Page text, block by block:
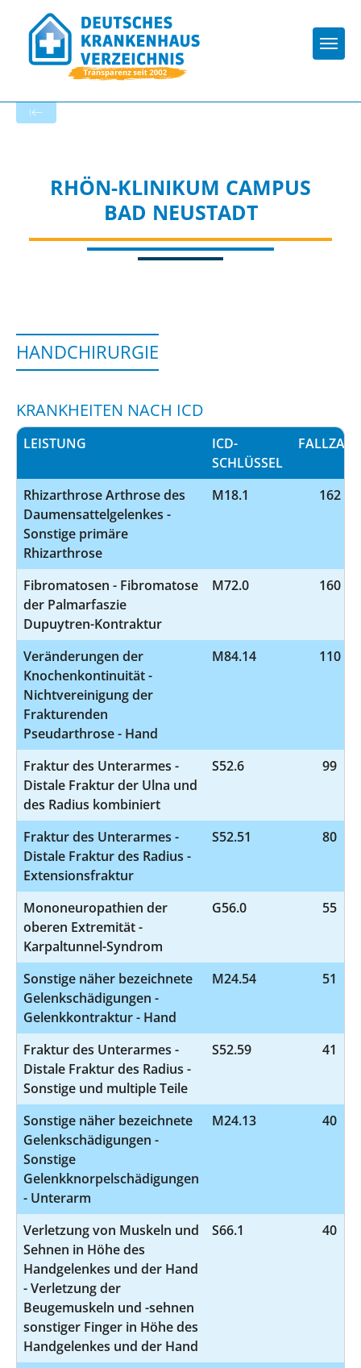
RHÖN-KLINIKUM CAMPUS
BAD NEUSTADT
HANDCHIRURGIE
KRANKHEITEN NACH ICD
LEISTUNG
ICD-
SCHLÜSSEL
FALLZAHL
Rhizarthrose Arthrose des
Daumensattelgelenkes -
Sonstige primäre
Rhizarthrose
M18.1 162
Fibromatosen - Fibromatose
der Palmarfaszie
Dupuytren-Kontraktur
M72.0 160
Veränderungen der
Knochenkontinuität -
Nichtvereinigung der
Frakturenden
Pseudarthrose - Hand
M84.14 110
Fraktur des Unterarmes -
Distale Fraktur der Ulna und
des Radius kombiniert
S52.6 99
Fraktur des Unterarmes -
Distale Fraktur des Radius -
Extensionsfraktur
S52.51 80
Mononeuropathien der
oberen Extremität -
Karpaltunnel-Syndrom
G56.0 55
Sonstige näher bezeichnete
Gelenkschädigungen -
Gelenkkontraktur - Hand
M24.54 51
Fraktur des Unterarmes -
Distale Fraktur des Radius -
Sonstige und multiple Teile
S52.59 41
Sonstige näher bezeichnete
Gelenkschädigungen -
Sonstige
Gelenkknorpelschädigungen
- Unterarm
M24.13 40
Verletzung von Muskeln und
Sehnen in Höhe des
Handgelenkes und der Hand
- Verletzung der
Beugemuskeln und -sehnen
sonstiger Finger in Höhe des
Handgelenkes und der Hand
S66.1 40